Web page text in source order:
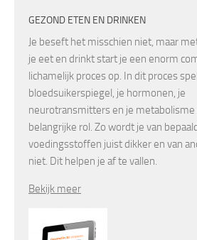
GEZOND ETEN EN DRINKEN
Je beseft het misschien niet, maar
je eet en drinkt start je een enorm
lichamelijk proces op. In dit proces
bloedsuikerspiegel, je hormonen, je
neurotransmitters en je metabolisme
belangrijke rol. Zo wordt je van
voedingsstoffen juist dikker en van
niet. Dit helpen je af te vallen.
Bekijk meer